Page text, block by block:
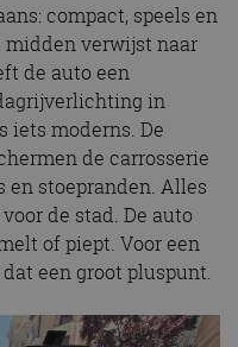
compact, speels en
verwijst naar
de auto een
in
iets moderns. De
de carrosserie
en stoepranden. Alles
de stad. De auto
of piept. Voor een
een groot pluspunt.